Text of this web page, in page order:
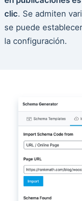
clic. Se admiten
se puede
la configuración.